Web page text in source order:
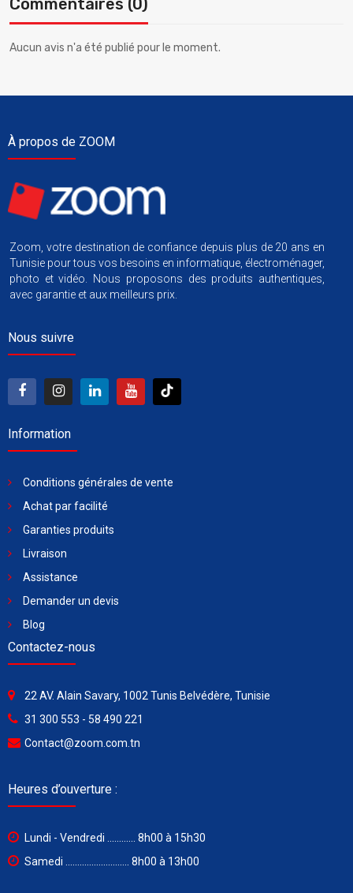
Commentaires (0)
Aucun avis n'a été publié pour le moment.
À propos de ZOOM
Zoom, votre destination de confiance depuis plus de 20 ans en
Tunisie pour tous vos besoins en informatique, électroménager,
photo et vidéo. Nous proposons des produits authentiques,
avec garantie et aux meilleurs prix.
Nous suivre
Information
Conditions générales de vente
Achat par facilité
Garanties produits
Livraison
Assistance
Demander un devis
Blog
Contactez-nous
22 AV. Alain Savary, 1002 Tunis Belvédère, Tunisie
31 300 553 - 58 490 221
Contact@zoom.com.tn
Heures d’ouverture :
Lundi - Vendredi ............ 8h00 à 15h30
Samedi ........................... 8h00 à 13h00